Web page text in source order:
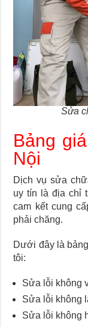
Sửa
Bảng
Nội
Dịch vụ sửa
uy tín là địa chỉ
cam kết cung
phải chăng.
Dưới đây là
tôi:
Sửa lỗi không
Sửa lỗi không
Sửa lỗi không